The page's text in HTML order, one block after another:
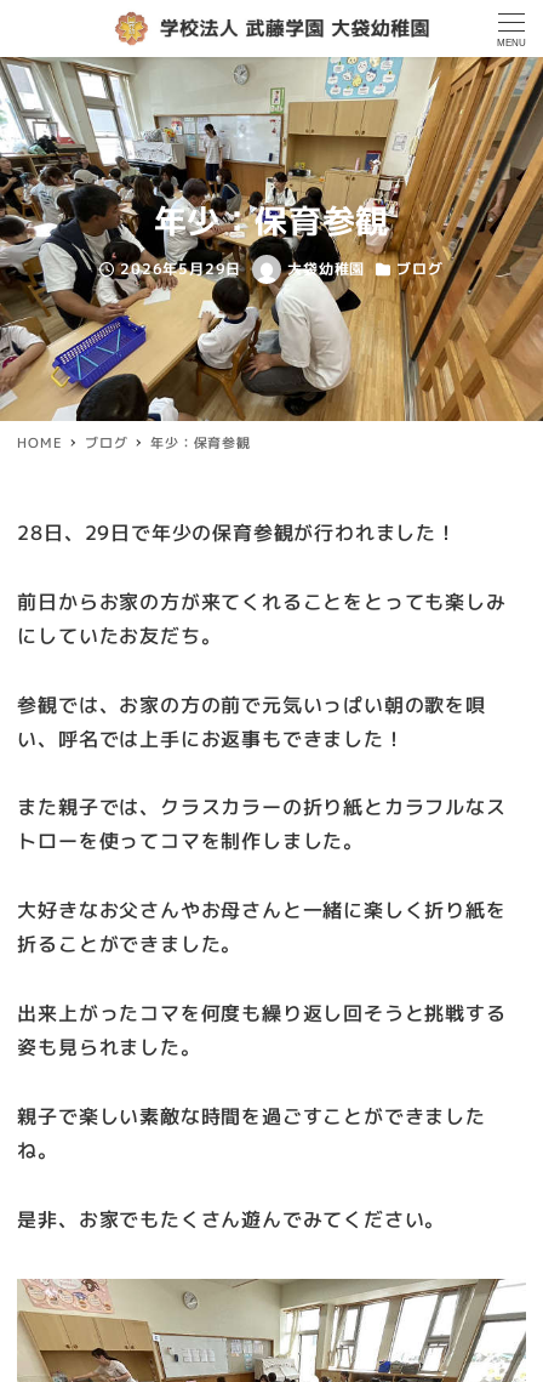
MENU
年少：保育参観
投稿日
2026年5月29日
著
者
大袋幼稚園
カテゴリー
ブログ
HOME ブログ 年少：保育参観
28日、29日で年少の保育参観が行われました！
前日からお家の方が来てくれることをとっても楽しみ
にしていたお友だち。
参観では、お家の方の前で元気いっぱい朝の歌を唄
い、呼名では上手にお返事もできました！
また親子では、クラスカラーの折り紙とカラフルなス
トローを使ってコマを制作しました。
大好きなお父さんやお母さんと一緒に楽しく折り紙を
折ることができました。
出来上がったコマを何度も繰り返し回そうと挑戦する
姿も見られました。
親子で楽しい素敵な時間を過ごすことができました
ね。
是非、お家でもたくさん遊んでみてください。